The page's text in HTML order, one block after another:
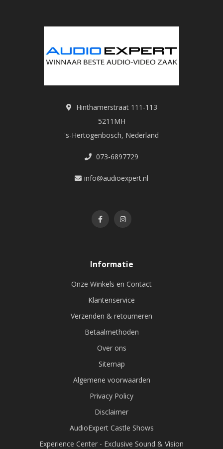
Hinthamerstraat 111-113
5211MH
's-Hertogenbosch, Nederland
073-6897729
info@audioexpert.nl
Informatie
Onze Winkels en Contact
Klantenservice
Verzenden & retourneren
Betaalmethoden
Over ons
Sitemap
Algemene voorwaarden
Privacy Policy
Disclaimer
AudioExpert Castle Shows
Experience Center - Exclusive Sound & Vision